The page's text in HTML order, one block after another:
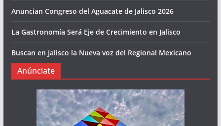
Anuncian Congreso del Aguacate de Jalisco 2026
La Gastronomía Será Eje de Crecimiento en Jalisco
Buscan en Jalisco la Nueva voz del Regional Mexicano
Anúnciate